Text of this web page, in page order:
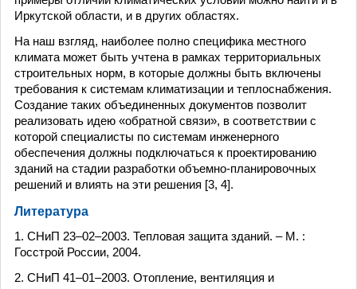
Иркутской области, и в других областях.
На наш взгляд, наиболее полно специфика местного
климата может быть учтена в рамках территориальных
строительных норм, в которые должны быть включены
требования к системам климатизации и теплоснабжения.
Создание таких объединенных документов позволит
реализовать идею «обратной связи», в соответствии с
которой специалисты по системам инженерного
обеспечения должны подключаться к проектированию
зданий на стадии разработки объемно-планировочных
решений и влиять на эти решения [3, 4].
Литература
1. СНиП 23–02–2003. Тепловая защита зданий. – М. :
Госстрой России, 2004.
2. СНиП 41–01–2003. Отопление, вентиляция и